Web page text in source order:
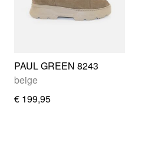
PAUL GREEN 8243
beige
€ 199,95